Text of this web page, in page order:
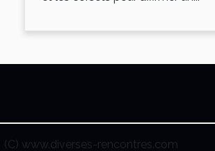
(C) www.diverses-rencontres.com